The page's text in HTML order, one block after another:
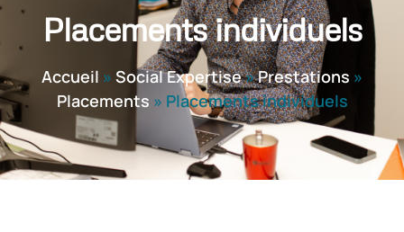
Placements individuels
Accueil » Social Expertise»Prestations »
Placements » Placements individuels